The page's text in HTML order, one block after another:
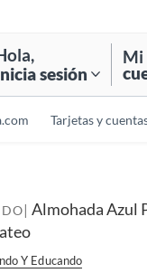
,
sesión
Mi
Tarjetas y
| Almohada Azul
Y Educando